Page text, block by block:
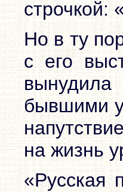
строчкой:
Но в ту
с его
бывшими
на жизнь
«Русская